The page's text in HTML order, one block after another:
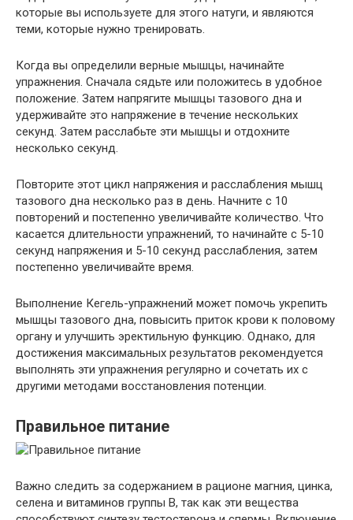
которые вы используете для этого натуги, и являются
теми, которые нужно тренировать.
Когда вы определили верные мышцы, начинайте
упражнения. Сначала сядьте или положитесь в удобное
положение. Затем напрягите мышцы тазового дна и
удерживайте это напряжение в течение нескольких
секунд. Затем расслабьте эти мышцы и отдохните
несколько секунд.
Повторите этот цикл напряжения и расслабления мышц
тазового дна несколько раз в день. Начните с 10
повторений и постепенно увеличивайте количество. Что
касается длительности упражнений, то начинайте с 5-10
секунд напряжения и 5-10 секунд расслабления, затем
постепенно увеличивайте время.
Выполнение Кегель-упражнений может помочь укрепить
мышцы тазового дна, повысить приток крови к половому
органу и улучшить эректильную функцию. Однако, для
достижения максимальных результатов рекомендуется
выполнять эти упражнения регулярно и сочетать их с
другими методами восстановления потенции.
Правильное питание
Важно следить за содержанием в рационе магния, цинка,
селена и витаминов группы В, так как эти вещества